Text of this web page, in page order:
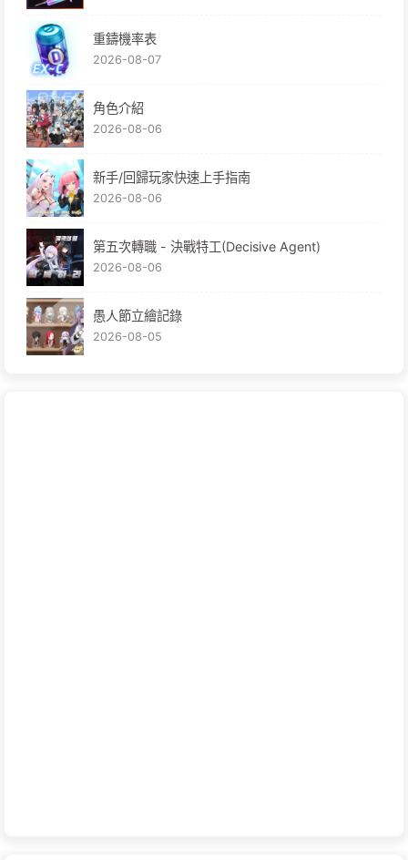
重鑄機率表
2026-08-07
角色介紹
2026-08-06
新手/回歸玩家快速上手指南
2026-08-06
第五次轉職 - 決戰特工(Decisive Agent)
2026-08-06
愚人節立繪記錄
2026-08-05